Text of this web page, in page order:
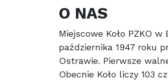
O NAS
Miejscowe Koło PZKO
października 1947 roku
Ostrawie. Pierwsze
Obecnie Koło liczy 103